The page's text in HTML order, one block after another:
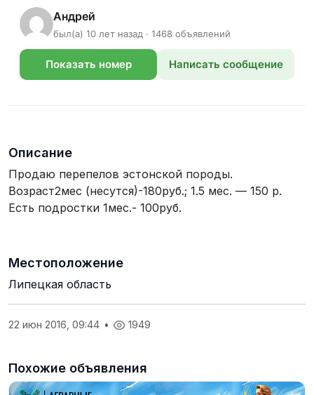
Андрей
был(а) 10 лет назад · 1468 объявлений
Показать номер Написать сообщение
Описание
Продаю перепелов эстонской породы.
Возраст2мес (несутся)-180руб.; 1.5 мес. — 150 р.
Есть подростки 1мес.- 100руб.
Местоположение
Липецкая область
22 июн 2016, 09:44 • 1949
Похожие объявления